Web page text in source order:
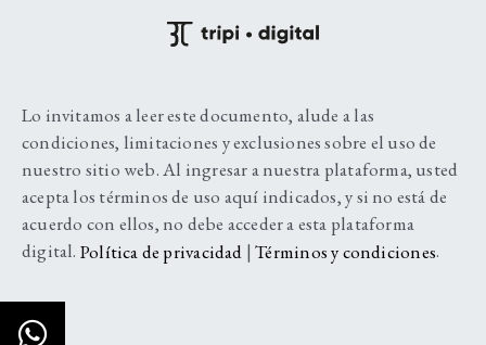
Lo invitamos a leer este documento, alude a las
condiciones, limitaciones y exclusiones sobre el uso de
nuestro sitio web. Al ingresar a nuestra plataforma, usted
acepta los términos de uso aquí indicados, y si no está de
acuerdo con ellos, no debe acceder a esta plataforma
digital. Política de privacidad |Términos y condiciones.